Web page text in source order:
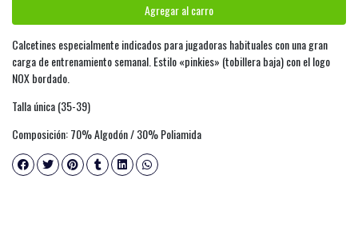
Agregar al carro
Calcetines especialmente indicados para jugadoras habituales con una gran
carga de entrenamiento semanal. Estilo «pinkies» (tobillera baja) con el logo
NOX bordado.
Talla única (35-39)
Composición: 70% Algodón / 30% Poliamida